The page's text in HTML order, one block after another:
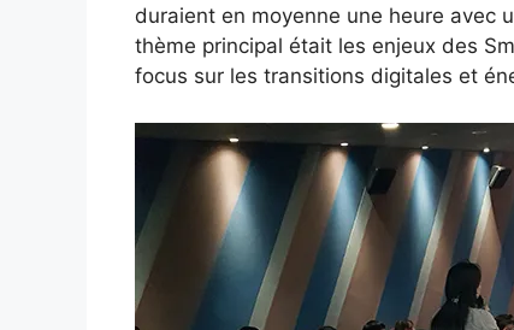
duraient en moyenne une heure avec
thème principal était les enjeux des
focus sur les transitions digitales et